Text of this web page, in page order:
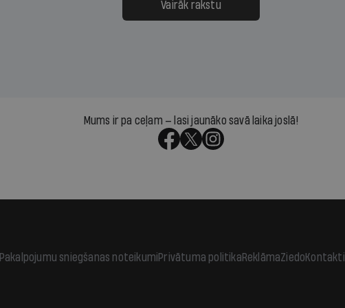
kas jāpārskaita jau trīs dienas
pirms nākamās sapulces
atbalsts un drosme
meteovērojumus arī tad,
Vairāk rakstu
Mums ir pa ceļam — lasi jaunāko savā laika joslā!
Pakalpojumu sniegšanas noteikumiPrivātuma politikaReklāmaZiedoKontakti